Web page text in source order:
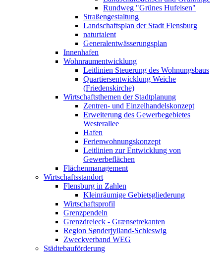
Rundweg "Grünes Hufeisen"
Straßengestaltung
Landschaftsplan der Stadt Flensburg
naturtalent
Generalentwässerungsplan
Innenhafen
Wohnraumentwicklung
Leitlinien Steuerung des Wohnungsbaus
Quartiersentwicklung Weiche
(Friedenskirche)
Wirtschaftsthemen der Stadtplanung
Zentren- und Einzelhandelskonzept
Erweiterung des Gewerbegebietes
Westerallee
Hafen
Ferienwohnungskonzept
Leitlinien zur Entwicklung von
Gewerbeflächen
Flächenmanagement
Wirtschaftsstandort
Flensburg in Zahlen
Kleinräumige Gebietsgliederung
Wirtschaftsprofil
Grenzpendeln
Grenzdreieck - Grænsetrekanten
Region Sønderjylland-Schleswig
Zweckverband WEG
Städtebauförderung